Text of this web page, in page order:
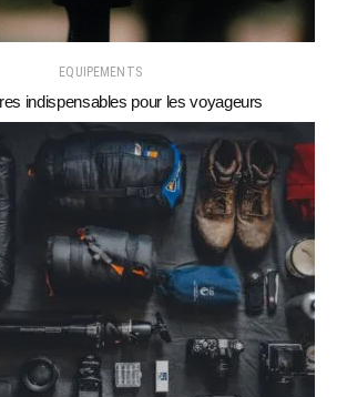
EQUIPEMENTS
indispensables pour les voyageurs